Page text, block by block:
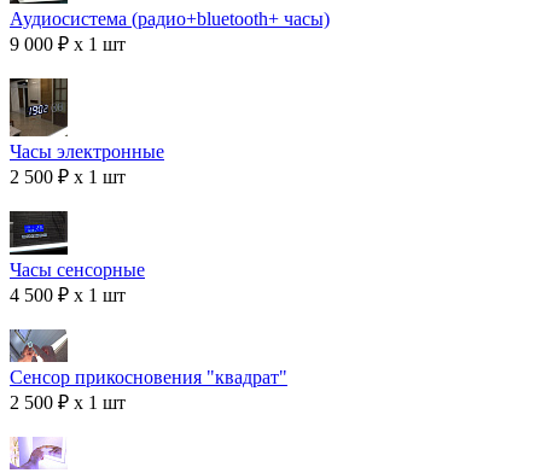
Аудиосистема (радио+bluetooth+ часы)
9 000 ₽ x 1 шт
Часы электронные
2 500 ₽ x 1 шт
Часы сенсорные
4 500 ₽ x 1 шт
Сенсор прикосновения "квадрат"
2 500 ₽ x 1 шт